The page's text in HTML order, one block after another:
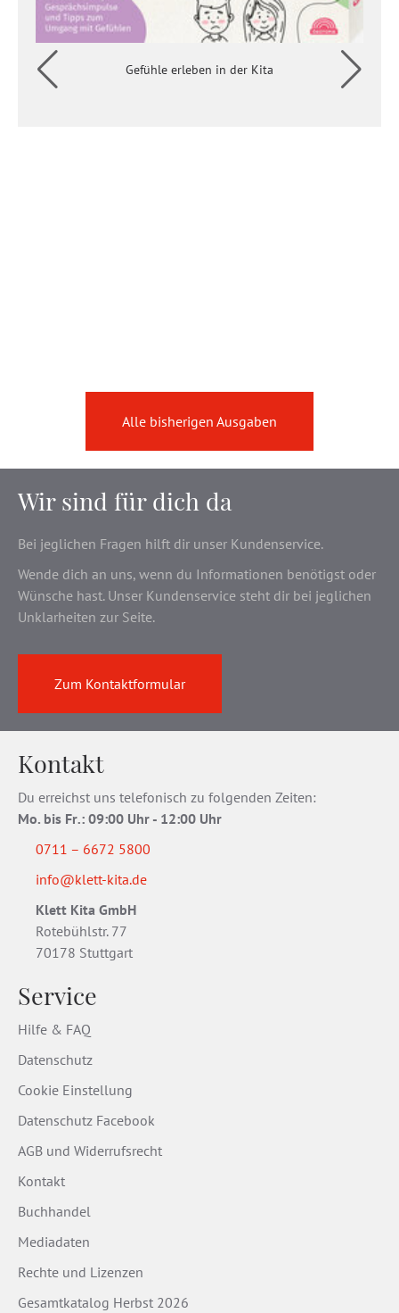
Gefühle erleben in der Kita
Alle bisherigen Ausgaben
Wir sind für dich da
Bei jeglichen Fragen hilft dir unser Kundenservice.
Wende dich an uns, wenn du Informationen benötigst oder
Wünsche hast. Unser Kundenservice steht dir bei jeglichen
Unklarheiten zur Seite.
Zum Kontaktformular
Kontakt
Du erreichst uns telefonisch zu folgenden Zeiten:
Mo. bis Fr.: 09:00 Uhr - 12:00 Uhr
0711 – 6672 5800
info@klett-kita.de
Klett Kita GmbH
Rotebühlstr. 77
70178 Stuttgart
Service
Hilfe & FAQ
Datenschutz
Cookie Einstellung
Datenschutz Facebook
AGB und Widerrufsrecht
Kontakt
Buchhandel
Mediadaten
Rechte und Lizenzen
Gesamtkatalog Herbst 2026